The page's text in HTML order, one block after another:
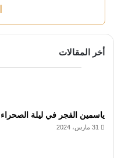
أخر المقالات
ياسمين الفجر في ليلة الصحراء
31 مارس، 2024